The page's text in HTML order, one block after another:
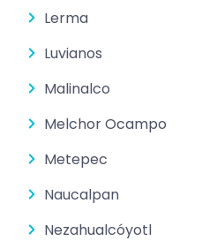
Lerma
Luvianos
Malinalco
Melchor Ocampo
Metepec
Naucalpan
Nezahualcóyotl